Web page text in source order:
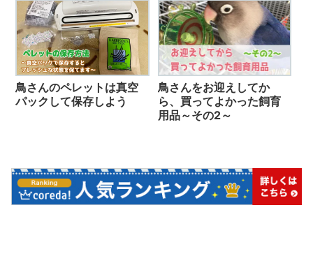
鳥さんのペレットは真空
パックして保存しよう
鳥さんをお迎えしてか
ら、買ってよかった飼育
用品～その2～